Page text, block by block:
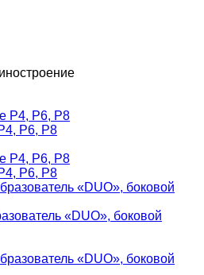
P6, P8
P6, P8
«DUO», боковой